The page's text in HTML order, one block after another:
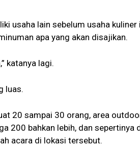
usaha lain sebelum usaha
apa yang akan disajikan.
katanya lagi.
luas.
20 sampai 30 orang, area
200 bahkan lebih, dan
acara di lokasi tersebut.